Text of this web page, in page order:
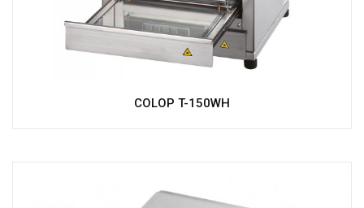
COLOP T-150WH